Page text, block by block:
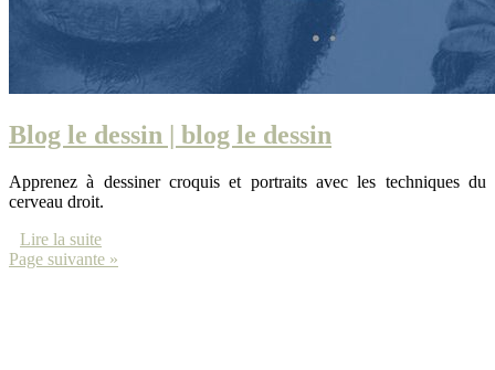
Blog le dessin | blog le dessin
Apprenez à dessiner croquis et portraits avec les techniques du
cerveau droit.
Lire la suite
Page suivante »